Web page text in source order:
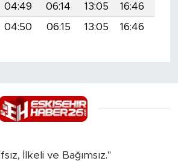
04:49 06:14 13:05 16:46
04:50 06:15 13:05 16:46
İlkeli ve Bağımsız."